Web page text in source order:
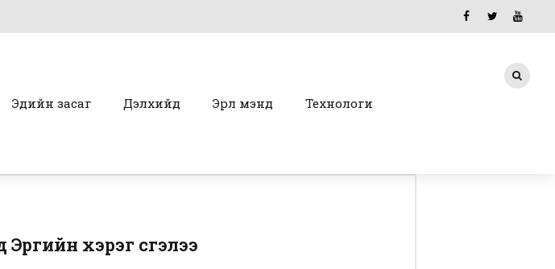
Эдийн засаг Дэлхийд Эрүүл мэнд Технологи
хэрэг үүсгэлээ